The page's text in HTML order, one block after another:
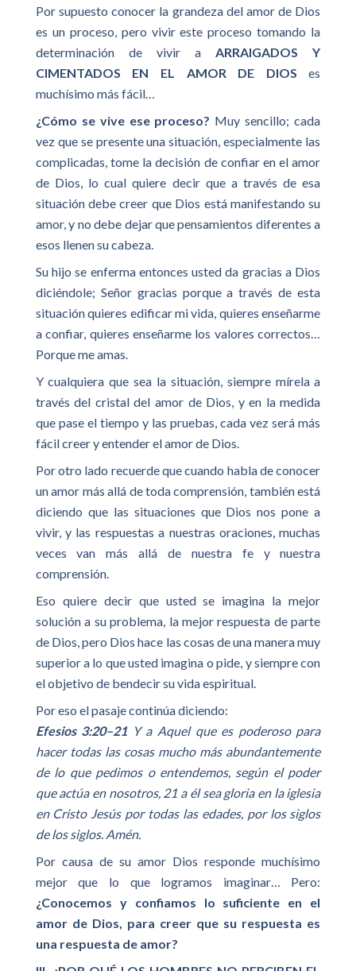
Por supuesto conocer la grandeza del amor de Dios
es un proceso, pero vivir este proceso tomando la
determinación de vivir a ARRAIGADOS Y
CIMENTADOS EN EL AMOR DE DIOS es
muchísimo más fácil…
¿Cómo se vive ese proceso? Muy sencillo; cada
vez que se presente una situación, especialmente las
complicadas, tome la decisión de confiar en el amor
de Dios, lo cual quiere decir que a través de esa
situación debe creer que Dios está manifestando su
amor, y no debe dejar que pensamientos diferentes a
esos llenen su cabeza.
Su hijo se enferma entonces usted da gracias a Dios
diciéndole; Señor gracias porque a través de esta
situación quieres edificar mi vida, quieres enseñarme
a confiar, quieres enseñarme los valores correctos…
Porque me amas.
Y cualquiera que sea la situación, siempre mírela a
través del cristal del amor de Dios, y en la medida
que pase el tiempo y las pruebas, cada vez será más
fácil creer y entender el amor de Dios.
Por otro lado recuerde que cuando habla de conocer
un amor más allá de toda comprensión, también está
diciendo que las situaciones que Dios nos pone a
vivir, y las respuestas a nuestras oraciones, muchas
veces van más allá de nuestra fe y nuestra
comprensión.
Eso quiere decir que usted se imagina la mejor
solución a su problema, la mejor respuesta de parte
de Dios, pero Dios hace las cosas de una manera muy
superior a lo que usted imagina o pide, y siempre con
el objetivo de bendecir su vida espiritual.
Por eso el pasaje continúa diciendo:
Efesios 3:20–21 Y a Aquel que es poderoso para
hacer todas las cosas mucho más abundantemente
de lo que pedimos o entendemos, según el poder
que actúa en nosotros, 21 a él sea gloria en la iglesia
en Cristo Jesús por todas las edades, por los siglos
de los siglos. Amén.
Por causa de su amor Dios responde muchísimo
mejor que lo que logramos imaginar… Pero:
¿Conocemos y confiamos lo suficiente en el
amor de Dios, para creer que su respuesta es
una respuesta de amor?